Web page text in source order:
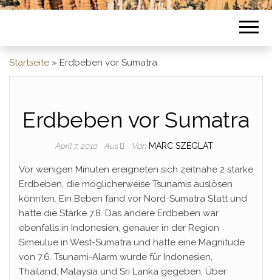
Startseite » Erdbeben vor Sumatra
Erdbeben vor Sumatra
April 7, 2010 Aus Von MARC SZEGLAT
Vor wenigen Minuten ereigneten sich zeitnahe 2 starke
Erdbeben, die möglicherweise Tsunamis auslösen
könnten. Ein Beben fand vor Nord-Sumatra Statt und
hatte die Stärke 7.8. Das andere Erdbeben war
ebenfalls in Indonesien, genauer in der Region
Simeulue in West-Sumatra und hatte eine Magnitude
von 7.6. Tsunami-Alarm wurde für Indonesien,
Thailand, Malaysia und Sri Lanka gegeben. Über